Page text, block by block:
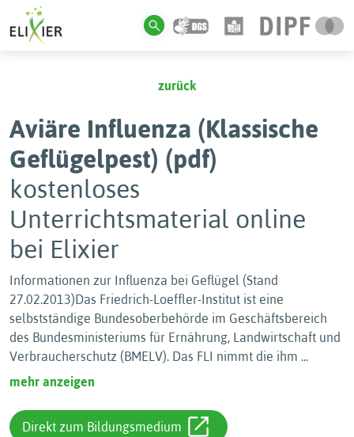
zurück
Aviäre Influenza (Klassische
Geflügelpest) (pdf)
kostenloses
Unterrichtsmaterial online
bei Elixier
Informationen zur Influenza bei Geflügel (Stand
27.02.2013)Das Friedrich-Loeffler-Institut ist eine
selbstständige Bundesoberbehörde im Geschäftsbereich
des Bundesministeriums für Ernährung, Landwirtschaft und
Verbraucherschutz (BMELV). Das FLI nimmt die ihm ...
mehr anzeigen
Direkt zum Bildungsmedium